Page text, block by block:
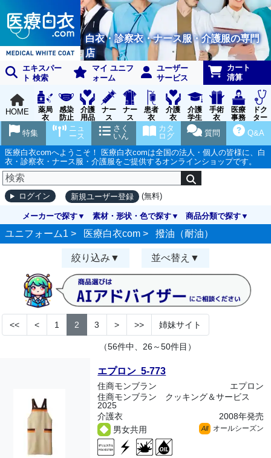
白衣・診察衣・ナース服・介護服の専門
店
エキスパー
ト 検索
マイ ユニフ
ォーム
ユーザー
サービス
カート
清算
HOME
薬局
衣
感染
防止
用品
介護
用品
ナー
ス
グッ
ズ
ナー
ス
ウェ
ア
患者
衣
介護
衣
介護
学生
実習
衣
手術
衣
医療
事務
受付
ドク
ター
ア
Q&A
質問
カタ
ログ
さく
いん
ニュ
ース
特集
医療白衣comへようこそ！ 医療白衣comは全国の法人・個人の皆様に、白
衣・診察衣・ナース服・介護服をご提供するオンラインショップです。
ログイン 新規ユーザー登録 (無料)
メーカーで探す 素材・形状・色で探す 商品分類で探す
ユニフォーム1 > 医療白衣com > 撥油（耐油）
絞り込み 並べ替え
<< < 1 2 3 > >> 姉妹サイト
（56件中、26～50件目）
エプロン 5-773
住商モンブラン
エプロン
住商モンブラン クッキング＆サービス
2025
介護衣
2008年発売
男女共用
All オールシーズン